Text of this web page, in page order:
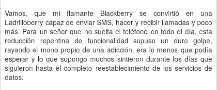
Vamos, que mi flamante Blackberry se convirtió en una
Ladrilloberry capaz de enviar SMS, hacer y recibir llamadas y poco
más. Para un señor que no suelta el teléfono en todo el día, esta
reducción repentina de funcionalidad supuso un duro golpe,
rayando el mono propio de una adicción. era lo menos que podía
esperar y lo que supongo muchos sintieron durante los días que
siguieron hasta el completo reestablecimiento de los servicios de
datos.